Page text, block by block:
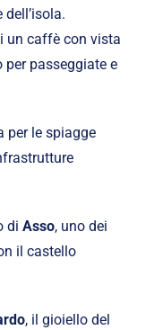
un caffè con vista
passeggiate e
per le spiagge
di Asso, uno dei
il castello
, il gioiello del